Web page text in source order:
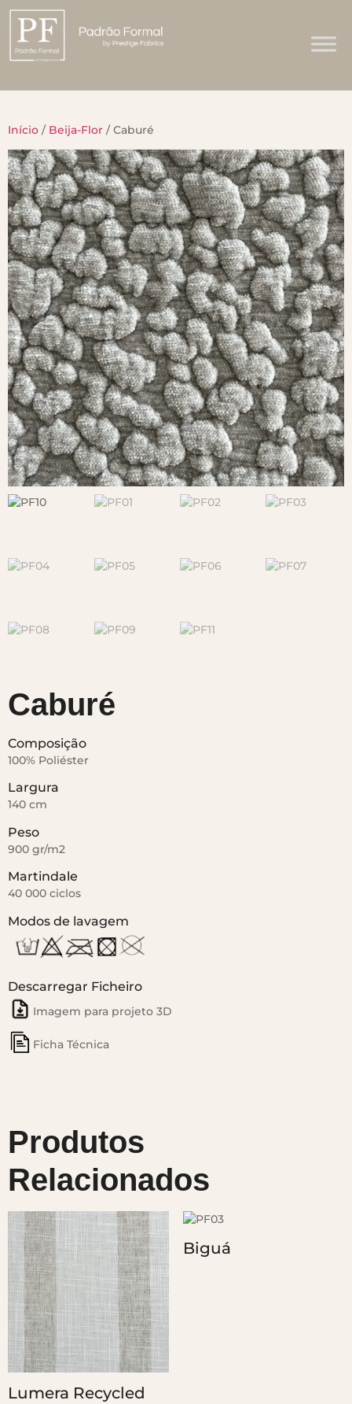
Início / Beija-Flor / Caburé
Caburé
Composição
100% Poliéster
Largura
140 cm
Peso
900 gr/m2
Martindale
40 000 ciclos
Modos de lavagem
Descarregar Ficheiro
Imagem para projeto 3D
Ficha Técnica
Produtos
Relacionados
Lumera Recycled
Biguá